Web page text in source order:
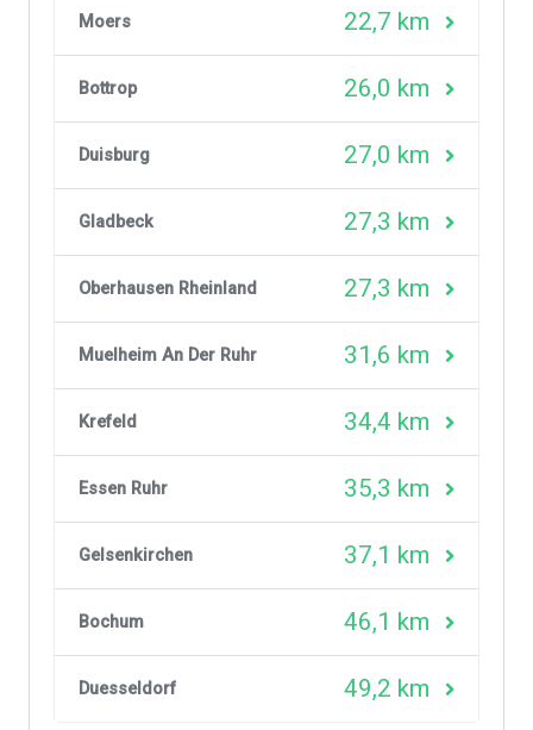
Moers 22,7 km
Bottrop 26,0 km
Duisburg 27,0 km
Gladbeck 27,3 km
Oberhausen Rheinland 27,3 km
Muelheim An Der Ruhr 31,6 km
Krefeld 34,4 km
Essen Ruhr 35,3 km
Gelsenkirchen 37,1 km
Bochum 46,1 km
Duesseldorf 49,2 km